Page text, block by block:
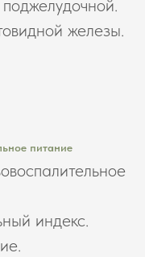
железы.
питание
индекс.